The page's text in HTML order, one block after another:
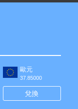
歐元
37.85000
兌換